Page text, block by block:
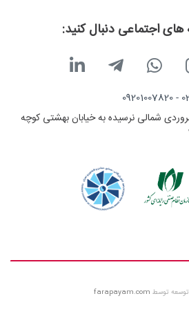
های اجتماعی دنبال کنید:
شمالی نرسیده به خیابان بهشتی کوچه
توسط farapayam.com